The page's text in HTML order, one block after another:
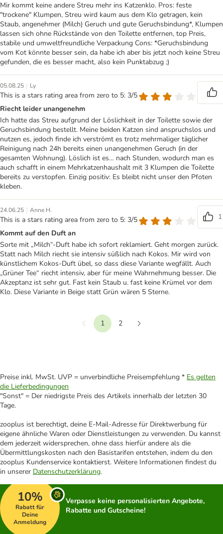
Mir kommt keine andere Streu mehr ins Katzenklo. Pros: feste
"trockene" Klumpen, Streu wird kaum aus dem Klo getragen, kein
Staub, angenehmer (Milch) Geruch und gute Geruchsbindung*, Klumpen
lassen sich ohne Rückstände von den Toilette entfernen, top Preis,
stabile und umweltfreundliche Verpackung Cons: *Geruchsbindung
vom Kot könnte besser sein, da habe ich aber bis jetzt noch keine Streu
gefunden, die es besser macht, also kein Punktabzug ;)
05.08.25 | Ly
This is a stars rating area from zero to 5: 3/5
Riecht leider unangenehm
Ich hatte das Streu aufgrund der Löslichkeit in der Toilette sowie der
Geruchsbindung bestellt. Meine beiden Katzen sind anspruchslos und
nutzen es, jedoch finde ich verströmt es trotz mehrmaliger täglicher
Reinigung nach 24h bereits einen unangenehmen Geruch (in der
gesamten Wohnung). Löslich ist es… nach Stunden, wodurch man es
auch schafft in einem Mehrkatzenhaushalt mit 3 Klumpen die Toilette
bereits zu verstopfen. Einzig positiv: Es bleibt nicht unser den Pfoten
kleben.
24.06.25 | Anne H.
This is a stars rating area from zero to 5: 3/5
1
Kommt auf den Duft an
Sorte mit „Milch“-Duft habe ich sofort reklamiert. Geht morgen zurück.
Statt nach Milch riecht sie intensiv süßlich nach Kokos. Mir wird von
künstlichem Kokos-Duft übel, so dass diese Variante wegfällt. Auch
„Grüner Tee“ riecht intensiv, aber für meine Wahrnehmung besser. Die
Akzeptanz ist sehr gut. Fast kein Staub u. fast keine Krümel vor dem
Klo. Diese Variante in Beige statt Grün wären 5 Sterne.
Vorherige
1
2
Preise inkl. MwSt. UVP = unverbindliche Preisempfehlung * Es gelten
die Lieferbedingungen
"Sonst" = Der niedrigste Preis des Artikels innerhalb der letzten 30
Tage.
zooplus ist berechtigt, deine E-Mail-Adresse für Direktwerbung für
eigene ähnliche Waren oder Dienstleistungen zu verwenden. Du kannst
dem jederzeit widersprechen, ohne dass hierfür andere als die
Übermittlungskosten nach den Basistarifen entstehen, indem du den
zooplus Kundenservice kontaktierst. Weitere Informationen findest du
in unserer Datenschutzerklärung.
10%
Rabatt für
Deine
Anmeldung
Verpasse keine personalisierten Angebote,
Rabatte und Gutscheine!